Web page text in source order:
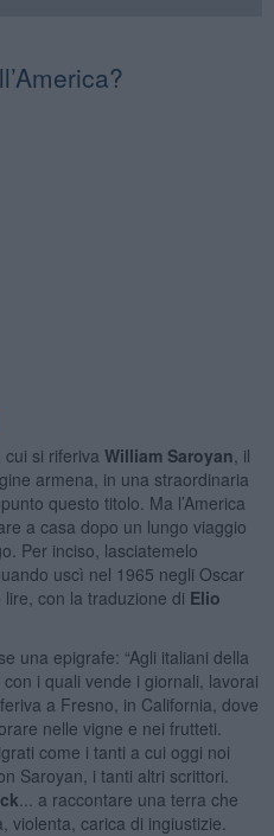
si riferiva William Saroyan , il
armena, in una straordinaria
questo titolo. Ma l’America
a casa dopo un lungo viaggio
Per inciso, lasciatemelo
uscì nel 1965 negli Oscar
con la traduzione di Elio
una epigrafe: “Agli italiani della
i quali vende i giornali, lavorai
a Fresno, in California, dove
nelle vigne e nei frutteti.
come i tanti a cui oggi noi
Saroyan, i tanti altri scrittori.
... a raccontare una terra che
violenta, carica di ingiustizie.